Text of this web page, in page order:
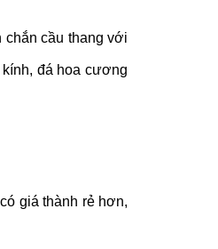
chắn cầu thang với
đá hoa cương
giá thành rẻ hơn,